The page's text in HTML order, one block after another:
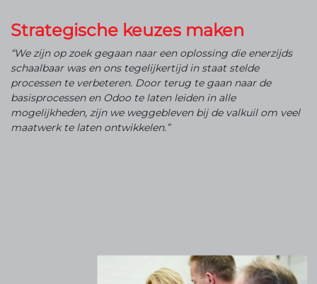
​Strategische keuzes maken
“We zijn op zoek gegaan naar een oplossing die enerzijds
schaalbaar was en ons tegelijkertijd in staat stelde
processen te verbeteren. Door terug te gaan naar de
basisprocessen en Odoo te laten leiden in alle
mogelijkheden, zijn we weggebleven bij de valkuil om veel
maatwerk te laten ontwikkelen.”